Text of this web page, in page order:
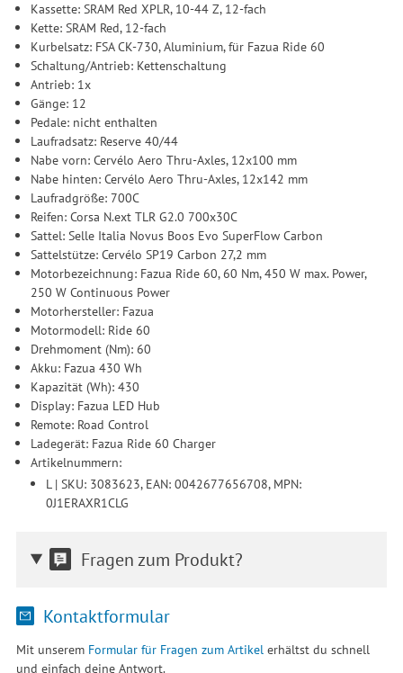
Kassette: SRAM Red XPLR, 10-44 Z, 12-fach
Kette: SRAM Red, 12-fach
Kurbelsatz: FSA CK-730, Aluminium, für Fazua Ride 60
Schaltung/Antrieb: Kettenschaltung
Antrieb: 1x
Gänge: 12
Pedale: nicht enthalten
Laufradsatz: Reserve 40/44
Nabe vorn: Cervélo Aero Thru-Axles, 12x100 mm
Nabe hinten: Cervélo Aero Thru-Axles, 12x142 mm
Laufradgröße: 700C
Reifen: Corsa N.ext TLR G2.0 700x30C
Sattel: Selle Italia Novus Boos Evo SuperFlow Carbon
Sattelstütze: Cervélo SP19 Carbon 27,2 mm
Motorbezeichnung: Fazua Ride 60, 60 Nm, 450 W max. Power,
250 W Continuous Power
Motorhersteller: Fazua
Motormodell: Ride 60
Drehmoment (Nm): 60
Akku: Fazua 430 Wh
Kapazität (Wh): 430
Display: Fazua LED Hub
Remote: Road Control
Ladegerät: Fazua Ride 60 Charger
Artikelnummern:
L | SKU: 3083623, EAN: 0042677656708, MPN:
0J1ERAXR1CLG
Fragen zum Produkt?
Kontaktformular
Mit unserem Formular für Fragen zum Artikel erhältst du schnell
und einfach deine Antwort.